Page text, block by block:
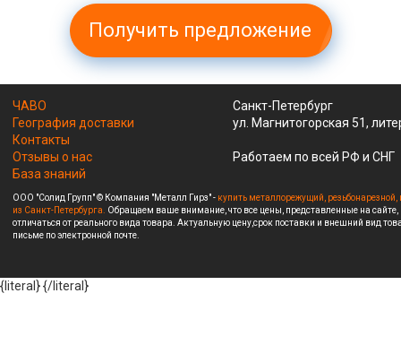
Получить предложение
ЧАВО
География доставки
Контакты
Отзывы о нас
База знаний
Санкт-Петербург
ул. Магнитогорская 51,
Работаем по всей РФ и СНГ
ООО "Солид Групп" © Компания "Металл Гирз" - купить металлорежущий,
из Санкт-Петербурга. Обращаем ваше внимание, что все цены, представленные на
отличаться от реального вида товара. Актуальную цену,срок поставки и внешний вид
письме по электронной почте.
{literal}{/literal}